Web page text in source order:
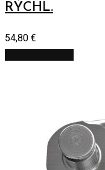
RÝCHL.
54,80 €